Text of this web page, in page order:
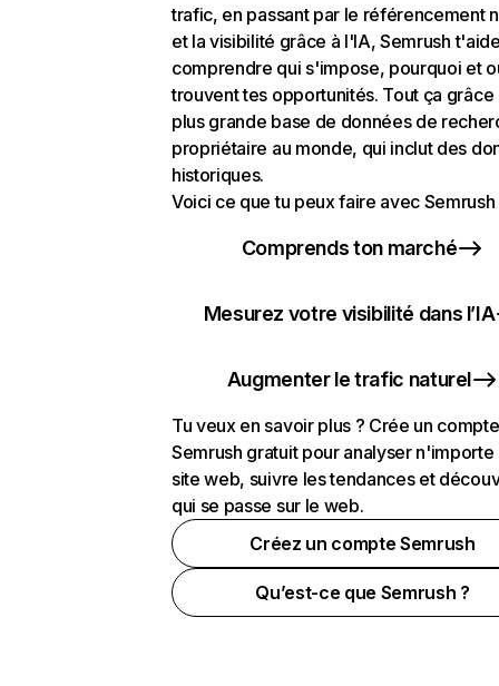
trafic, en passant par le référencement
et la visibilité grâce à l'IA, Semrush
comprendre qui s'impose, pourquoi et
trouvent tes opportunités. Tout ça grâce
plus grande base de données de
propriétaire au monde, qui inclut des
historiques.
Voici ce que tu peux faire avec Semrush
Comprends ton marché
Mesurez votre visibilité dans l’IA
Augmenter le trafic naturel
Tu veux en savoir plus ? Crée un compte
Semrush gratuit pour analyser n'importe
site web, suivre les tendances et
qui se passe sur le web.
Créez un compte Semrush
Qu’est-ce que Semrush ?